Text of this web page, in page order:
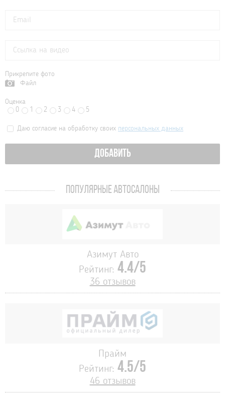
Прикрепите фото
Файл
Оценка
0
1 2 3 4 5
Даю согласие на обработку своих персональных данных
ДОБАВИТЬ
ПОПУЛЯРНЫЕ АВТОСАЛОНЫ
Азимут Авто
Рейтинг: 4.4/5
36 отзывов
Прайм
Рейтинг: 4.5/5
46 отзывов